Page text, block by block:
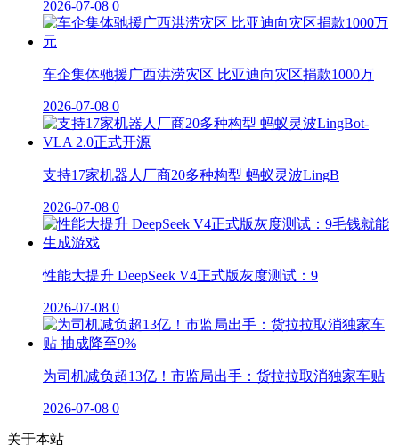
2026-07-08 0
车企集体驰援广西洪涝灾区 比亚迪向灾区捐款1000万
2026-07-08 0
支持17家机器人厂商20多种构型 蚂蚁灵波LingB
2026-07-08 0
性能大提升 DeepSeek V4正式版灰度测试：9
2026-07-08 0
为司机减负超13亿！市监局出手：货拉拉取消独家车贴
2026-07-08 0
关于本站